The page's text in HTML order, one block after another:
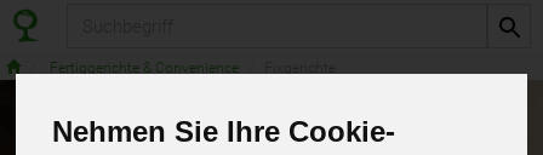
Nehmen Sie Ihre Cookie-
Fertiggerichte & Convenience